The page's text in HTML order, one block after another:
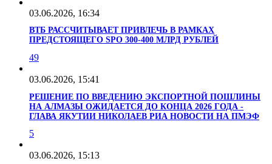
03.06.2026, 16:34
ВТБ РАССЧИТЫВАЕТ ПРИВЛЕЧЬ В РАМКАХ
ПРЕДСТОЯЩЕГО SPO 300-400 МЛРД РУБЛЕЙ
49
03.06.2026, 15:41
РЕШЕНИЕ ПО ВВЕДЕНИЮ ЭКСПОРТНОЙ ПОШЛИНЫ
НА АЛМАЗЫ ОЖИДАЕТСЯ ДО КОНЦА 2026 ГОДА -
ГЛАВА ЯКУТИИ НИКОЛАЕВ РИА НОВОСТИ НА ПМЭФ
5
03.06.2026, 15:13